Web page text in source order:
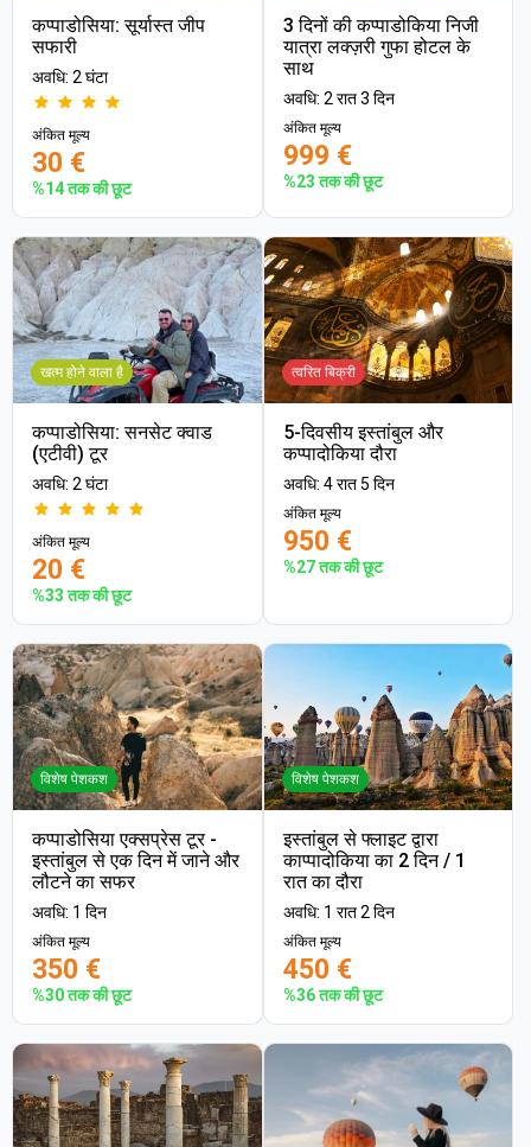
कप्पाडोसिया: सूर्यास्त जीप
सफारी
अवधि: 2 घंटा
अंकित मूल्य
30 €
%14 तक की छूट
3 दिनों की कप्पाडोकिया निजी
यात्रा लक्ज़री गुफा होटल के
साथ
अवधि: 2 रात 3 दिन
अंकित मूल्य
999 €
%23 तक की छूट
खत्म होने वाला है
कप्पाडोसिया: सनसेट क्वाड
(एटीवी) टूर
अवधि: 2 घंटा
अंकित मूल्य
20 €
%33 तक की छूट
त्वरित बिक्री
5-दिवसीय इस्तांबुल और
कप्पादोकिया दौरा
अवधि: 4 रात 5 दिन
अंकित मूल्य
950 €
%27 तक की छूट
विशेष पेशकश
कप्पाडोसिया एक्सप्रेस टूर -
इस्तांबुल से एक दिन में जाने और
लौटने का सफर
अवधि: 1 दिन
अंकित मूल्य
350 €
%30 तक की छूट
विशेष पेशकश
इस्तांबुल से फ्लाइट द्वारा
काप्पादोकिया का 2 दिन / 1
रात का दौरा
अवधि: 1 रात 2 दिन
अंकित मूल्य
450 €
%36 तक की छूट